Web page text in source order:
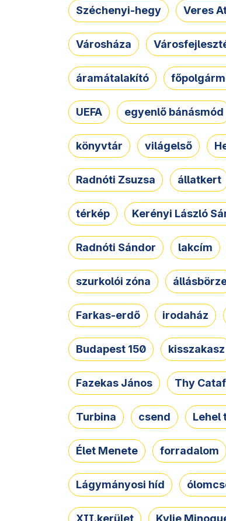
Széchenyi-hegy Veres
Városháza
áramátalakító
UEFA egyenlő bánásmód
könyvtár világelső
Radnóti Zsuzsa állatkert
térkép Kerényi László
Radnóti Sándor lakcím
szurkolói zóna
Farkas-erdő irodaház
Budapest 150 kisszakasz
Fazekas János Thy
Turbina csend Lehel
Élet Menete forradalom
Lágymányosi híd
XII.kerület Kylie